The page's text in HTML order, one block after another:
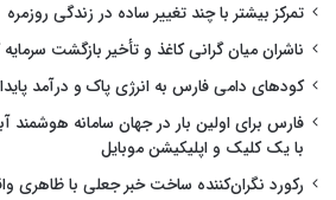
تمرکز بیشتر با چند تغییر ساده در زندگی روزمره
ناشران میان گرانی کاغذ و تأخیر بازگشت سرمایه
کودهای دامی فارس به انرژی پاک و درآمد
فارس برای اولین بار در جهان سامانه هوشمند
با یک کلیک و اپلیکیشن موبایل
رکورد نگران‌کننده ساخت خبر جعلی با